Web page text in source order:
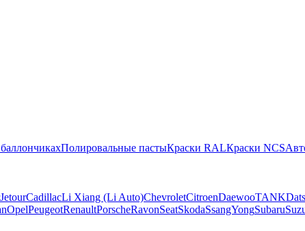
Полировальные пастыКраски RALКраски NCS
JetourCadillacLi Xiang (Li Auto)ChevroletCitroenDaewooTANK
OpelPeugeotRenaultPorscheRavonSeatSkodaSsangYongSubaru